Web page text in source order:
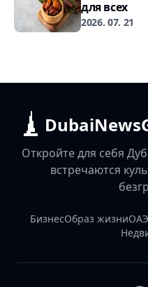
для всех
2026. 07. 21
Откройте для себя
встречаются
БизнесОбраз жизниОАЭ